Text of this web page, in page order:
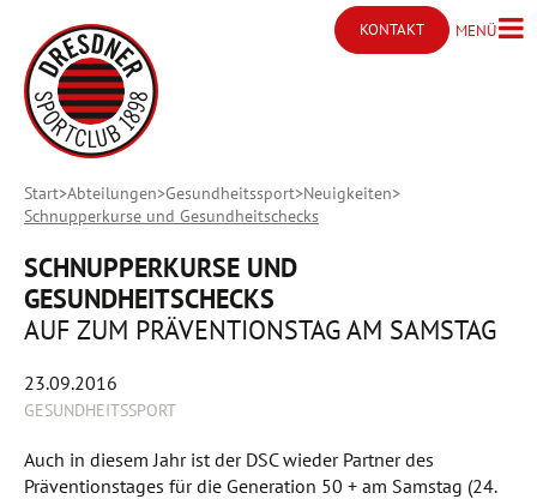
KONTAKT
Kontakt öffnen
MENÜMenü
Start Abteilungen Gesundheitssport Neuigkeiten
Schnupperkurse und Gesundheitschecks
SCHNUPPERKURSE UND
GESUNDHEITSCHECKS
AUF ZUM PRÄVENTIONSTAG AM SAMSTAG
23.09.2016
GESUNDHEITSSPORT
Auch in diesem Jahr ist der DSC wieder Partner des
Präventionstages für die Generation 50 + am Samstag (24.